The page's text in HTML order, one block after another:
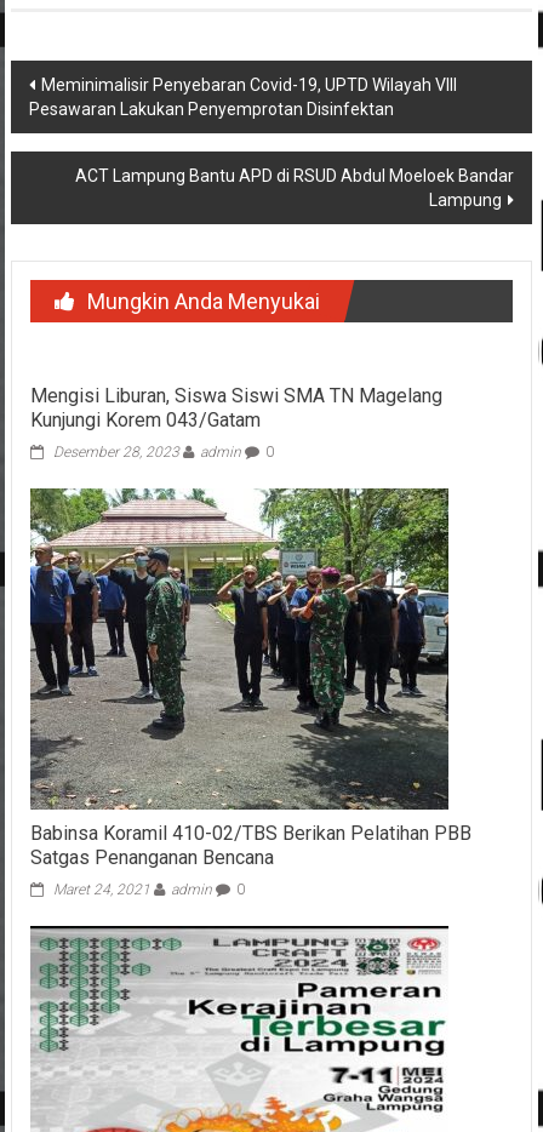
Navigasi
pos
Meminimalisir Penyebaran Covid-19, UPTD Wilayah VIII
Pesawaran Lakukan Penyemprotan Disinfektan
ACT Lampung Bantu APD di RSUD Abdul Moeloek Bandar
Lampung
Mungkin Anda Menyukai
Mengisi Liburan, Siswa Siswi SMA TN Magelang
Kunjungi Korem 043/Gatam
Desember 28, 2023 admin 0
Babinsa Koramil 410-02/TBS Berikan Pelatihan PBB
Satgas Penanganan Bencana
Maret 24, 2021 admin 0